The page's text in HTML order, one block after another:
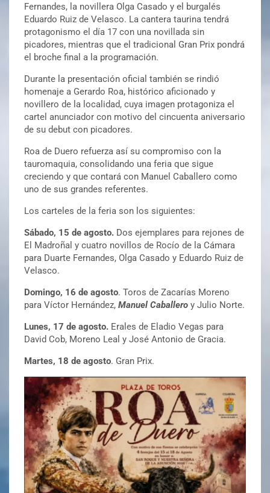
Fernandes, la novillera Olga Casado y el burgalés
Eduardo Ruiz de Velasco. La cantera taurina tendrá
protagonismo el día 17 con una novillada sin
picadores, mientras que el tradicional Gran Prix pondrá
el broche final a la programación.
Durante la presentación oficial también se rindió
homenaje a Gerardo Roa, histórico aficionado y
novillero de la localidad, cuya imagen protagoniza el
cartel anunciador con motivo del cincuenta aniversario
de su debut con picadores.
Roa de Duero refuerza así su compromiso con la
tauromaquia, consolidando una feria que sigue
creciendo y que contará con Manuel Caballero como
uno de sus grandes referentes.
Los carteles de la feria son los siguientes:
Sábado, 15 de agosto. Dos ejemplares para rejones de
El Madroñal y cuatro novillos de Rocío de la Cámara
para Duarte Fernandes, Olga Casado y Eduardo Ruiz de
Velasco.
Domingo, 16 de agosto. Toros de Zacarías Moreno
para Víctor Hernández, Manuel Caballero y Julio Norte.
Lunes, 17 de agosto. Erales de Eladio Vegas para
David Cob, Moreno Leal y José Antonio de Gracia.
Martes, 18 de agosto. Gran Prix.